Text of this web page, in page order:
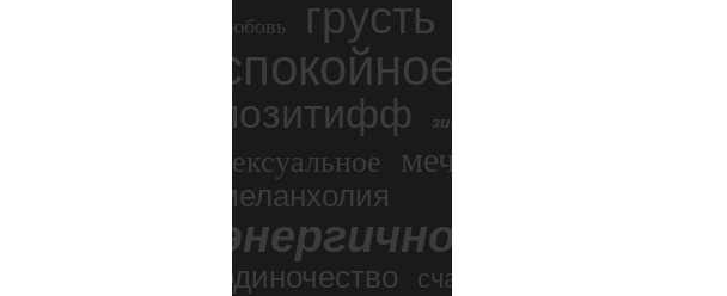
любовь грусть
спокойное
позитифф зимний экстрим
сексуальное мечтательное
меланхолия
энергичное
одиночество счастье